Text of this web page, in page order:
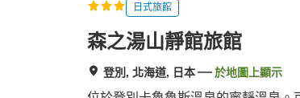
日式旅館
森之湯山靜館旅館
登別, 北海道, 日本 於地圖上顯示